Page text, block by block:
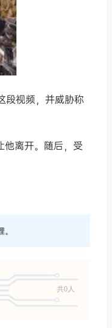
段视频，并威胁称
他离开。随后，受
共0人